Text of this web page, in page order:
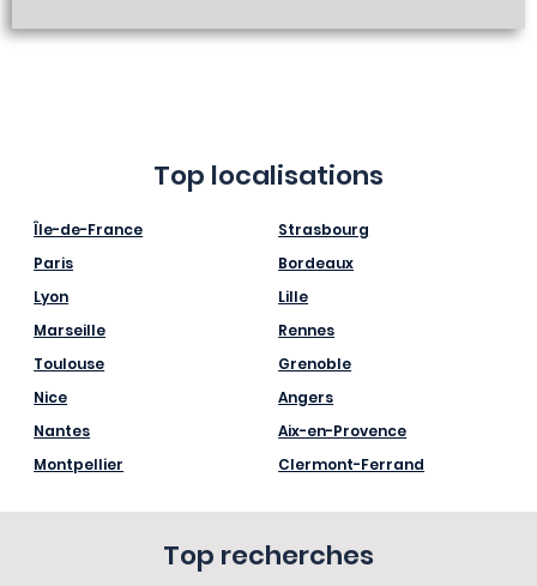
Top localisations
Île-de-France
Paris
Lyon
Marseille
Toulouse
Nice
Nantes
Montpellier
Strasbourg
Bordeaux
Lille
Rennes
Grenoble
Angers
Aix-en-Provence
Clermont-Ferrand
Top recherches